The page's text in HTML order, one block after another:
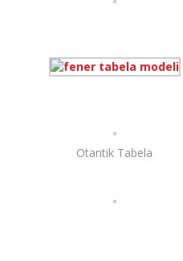
Otantik Tabela